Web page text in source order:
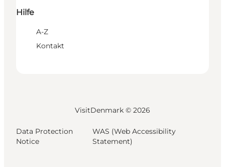
Hilfe
A-Z
Kontakt
VisitDenmark © 2026
Data Protection
Notice
WAS (Web Accessibility
Statement)